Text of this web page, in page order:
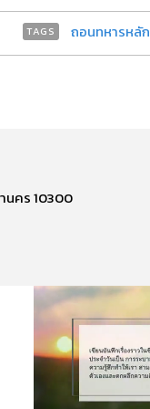
TAGS ถอนทหารหลัก
นคร 10300